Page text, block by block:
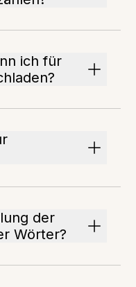
ich für
der
Wörter?